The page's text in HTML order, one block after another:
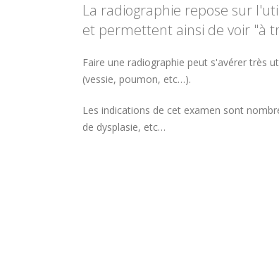
La radiographie repose sur
et permettent ainsi de voir "à
Faire une radiographie peut s'avérer très
(vessie, poumon, etc…).
Les indications de cet examen sont
de dysplasie, etc…